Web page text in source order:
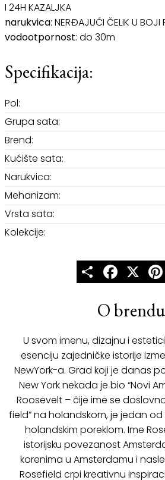
I 24H KAZALJKA
narukvica: NERĐAJUĆI ČELIK U
vodootpornost: do 30m
Specifikacija:
Pol:
Grupa sata:
Brend:
Kućište sata:
Narukvica:
Mehanizam:
Vrsta sata:
Kolekcije:
ShareFacebook
X
O
U svom imenu, dizajnu i
esenciju zajedničke istorije
NewYork-a. Grad koji je danas
New York nekada je bio “Novi
Roosevelt – čije ime se
field” na holandskom, je jedan
holandskim poreklom. Ime
istorijsku povezanost
korenima u Amsterdamu i
Rosefield crpi kreativnu